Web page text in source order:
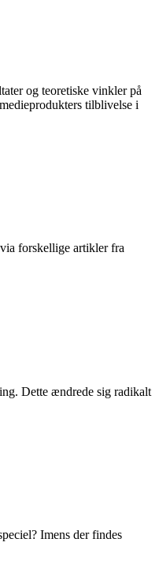
og teoretiske vinkler på
tilblivelse i
forskellige artikler fra
Dette ændrede sig radikalt
Imens der findes